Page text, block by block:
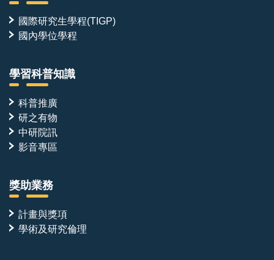
國際研究生學程(TIGP)
國內學位學程
學習科普知識
科普推廣
研之有物
中研院訊
影音專區
獎助業務
計畫與獎項
學術及研究倫理